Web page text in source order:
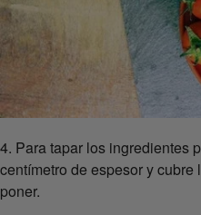
4. Para tapar los ingredientes
centímetro de espesor y
poner.